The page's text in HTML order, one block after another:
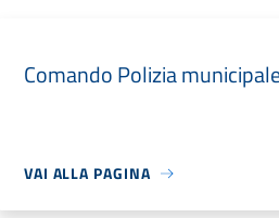
Comando Polizia
VAI ALLA PAGINA